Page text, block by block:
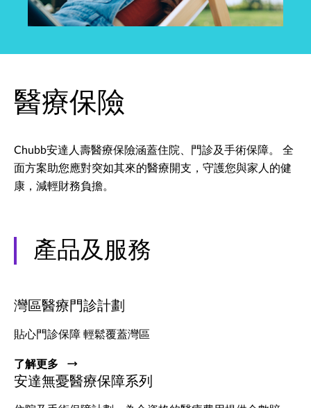
醫療保險
Chubb安達人壽醫療保險涵蓋住院、門診及手術保障。 全
面方案助您應對突如其來的醫療開支，守護您與家人的健
康，減輕財務負擔。
產品及服務
灣區醫療門診計劃
貼心門診保障 輕鬆覆蓋灣區
了解更多
安達無憂醫療保障系列